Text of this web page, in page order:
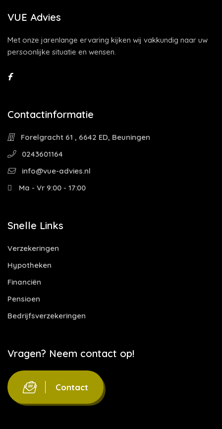
VUE Advies
Met onze jarenlange ervaring kijken wij vakkundig naar uw
persoonlijke situatie en wensen.
Contactinformatie
Forelgracht 61 , 6642 ED, Beuningen
0243601164
info@vue-advies.nl
Ma - Vr 9:00 - 17:00
Snelle Links
Verzekeringen
Hypotheken
Financiën
Pensioen
Bedrijfsverzekeringen
Vragen? Neem contact op!
Contact